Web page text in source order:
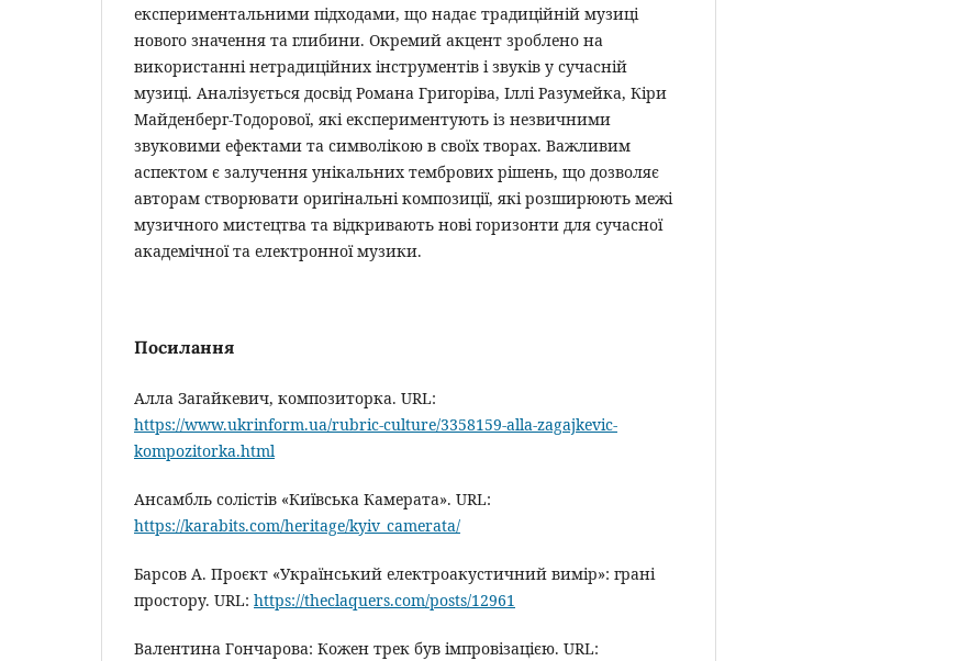
експериментальними підходами, що надає традиційній музиці
нового значення та глибини. Окремий акцент зроблено на
використанні нетрадиційних інструментів і звуків у сучасній
музиці. Аналізується досвід Романа Григоріва, Іллі Разумейка, Кіри
Майденберг-Тодорової, які експериментують із незвичними
звуковими ефектами та символікою в своїх творах. Важливим
аспектом є залучення унікальних тембрових рішень, що дозволяє
авторам створювати оригінальні композиції, які розширюють межі
музичного мистецтва та відкривають нові горизонти для сучасної
академічної та електронної музики.
Посилання
Алла Загайкевич, композиторка. URL:
https://www.ukrinform.ua/rubric-culture/3358159-alla-zagajkevic-
kompozitorka.html
Ансамбль солістів «Київська Камерата». URL:
https://karabits.com/heritage/kyiv_camerata/
Барсов А. Проєкт «Український електроакустичний вимір»: грані
простору. URL: https://theclaquers.com/posts/12961
Валентина Гончарова: Кожен трек був імпровізацією. URL: